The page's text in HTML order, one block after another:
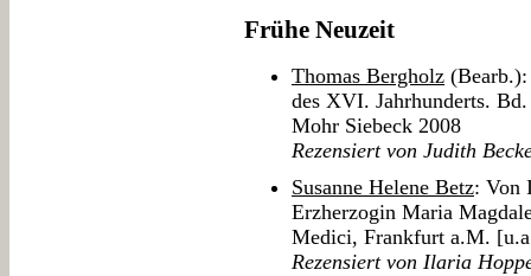
Frühe Neuzeit
Thomas Bergholz
des XVI. Jahrhunderts.
Mohr Siebeck 2008
Rezensiert von Judith
Susanne Helene Betz: Von
Erzherzogin Maria
Medici, Frankfurt a.M.
Rezensiert von Ilaria